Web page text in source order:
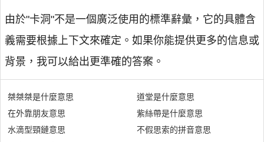
由於"卡洞"不是一個廣泛使用的標準辭彙，它的具體含
義需要根據上下文來確定。如果你能提供更多的信息或
背景，我可以給出更準確的答案。
桀桀桀是什麼意思
在外靠朋友意思
水滴型頸鏈意思
道堂是什麼意思
紫絲帶是什麼意思
不假思索的拼音意思